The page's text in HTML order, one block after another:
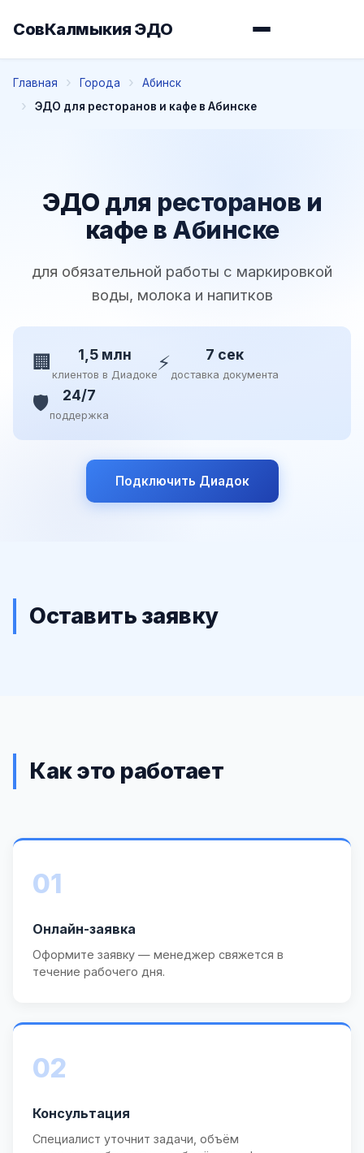
СовКалмыкия ЭДО
Главная Города
Абинск
ЭДО для ресторанов и кафе в Абинске
ЭДО для ресторанов и
кафе в Абинске
для обязательной работы с маркировкой
воды, молока и напитков
🏢 1,5 млн
клиентов в Диадоке⚡ 7 сек
доставка документа
🛡️ 24/7
поддержка
Подключить Диадок
Оставить заявку
Как это работает
01
Онлайн-заявка
Оформите заявку — менеджер свяжется в
течение рабочего дня.
02
Консультация
Специалист уточнит задачи, объём